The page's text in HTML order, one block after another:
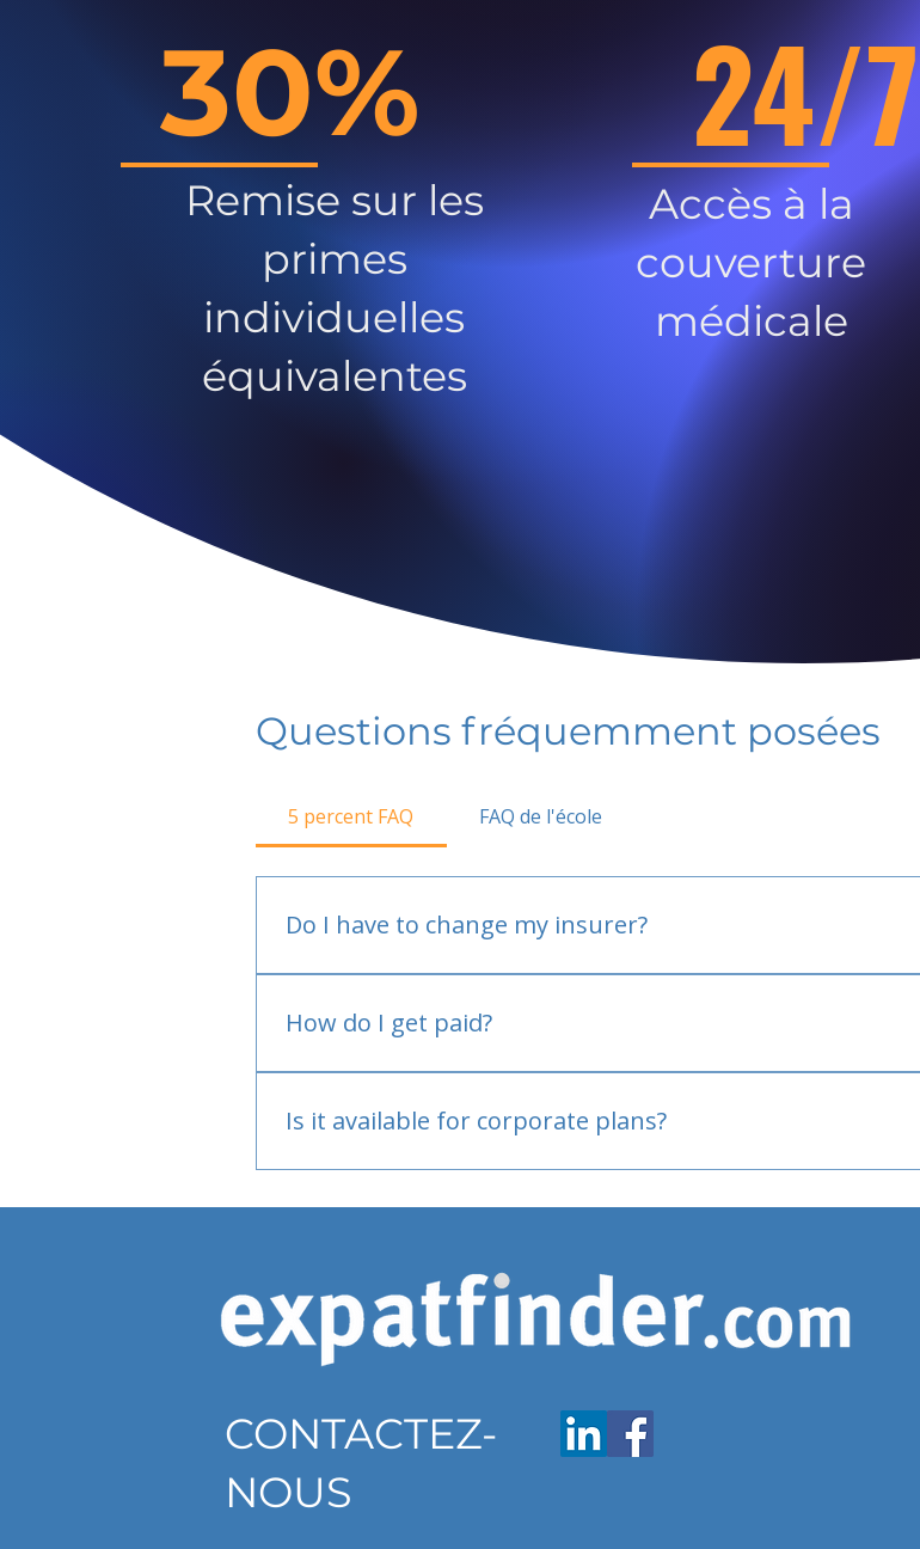
30%
Remise sur les
primes
individuelles
équivalentes
24/7
Accès à la
couverture
médicale
Questions fréquemment posées
5 percent FAQ FAQ de l'école
Do I have to change my insurer?
How do I get paid?
Is it available for corporate plans?
CONTACTEZ-
NOUS